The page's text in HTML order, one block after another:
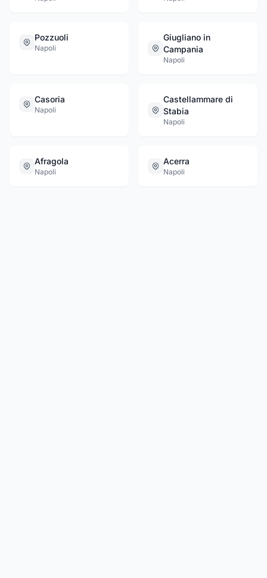
Pozzuoli
Napoli
Giugliano in
Campania
Napoli
Casoria
Napoli
Castellammare di
Stabia
Napoli
Afragola
Napoli
Acerra
Napoli